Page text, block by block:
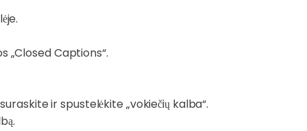
Captions“.
ir spustelėkite „vokiečių kalba“.